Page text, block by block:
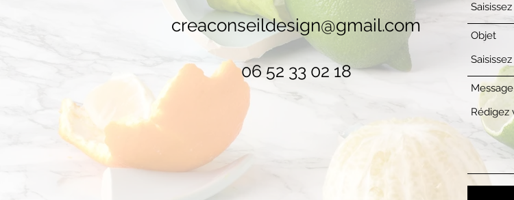
creaconseildesign@gmail.com
06 52 33 02 18
Objet
Message